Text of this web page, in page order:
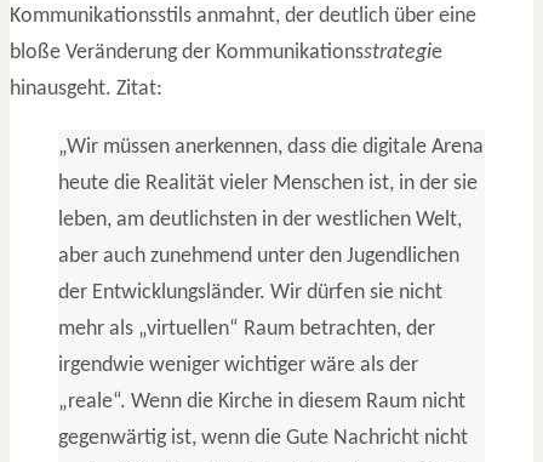
Kommunikationsstils anmahnt, der deutlich über eine
bloße Veränderung der Kommunikationsstrategie
hinausgeht. Zitat:
„Wir müssen anerkennen, dass die digitale Arena
heute die Realität vieler Menschen ist, in der sie
leben, am deutlichsten in der westlichen Welt,
aber auch zunehmend unter den Jugendlichen
der Entwicklungsländer. Wir dürfen sie nicht
mehr als „virtuellen“ Raum betrachten, der
irgendwie weniger wichtiger wäre als der
„reale“. Wenn die Kirche in diesem Raum nicht
gegenwärtig ist, wenn die Gute Nachricht nicht